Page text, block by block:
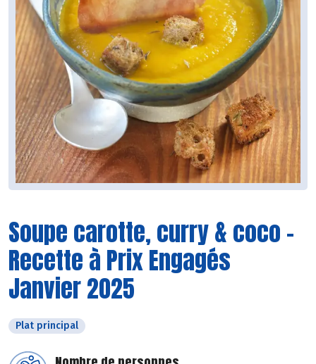
Soupe carotte, curry & coco -
Recette à Prix Engagés
Janvier 2025
Plat principal